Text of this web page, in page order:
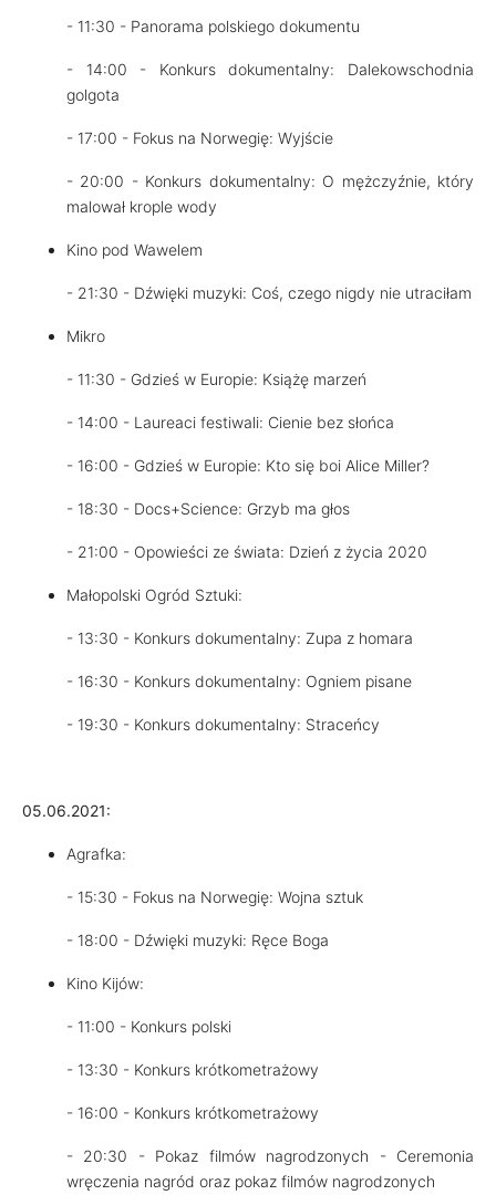
- 11:30 - Panorama polskiego dokumentu
- 14:00 - Konkurs dokumentalny: Dalekowschodnia
golgota
- 17:00 - Fokus na Norwegię: Wyjście
- 20:00 - Konkurs dokumentalny: O mężczyźnie, który
malował krople wody
Kino pod Wawelem
- 21:30 - Dźwięki muzyki: Coś, czego nigdy nie utraciłam
Mikro
- 11:30 - Gdzieś w Europie: Książę marzeń
- 14:00 - Laureaci festiwali: Cienie bez słońca
- 16:00 - Gdzieś w Europie: Kto się boi Alice Miller?
- 18:30 - Docs+Science: Grzyb ma głos
- 21:00 - Opowieści ze świata: Dzień z życia 2020
Małopolski Ogród Sztuki:
- 13:30 - Konkurs dokumentalny: Zupa z homara
- 16:30 - Konkurs dokumentalny: Ogniem pisane
- 19:30 - Konkurs dokumentalny: Straceńcy
05.06.2021:
Agrafka:
- 15:30 - Fokus na Norwegię: Wojna sztuk
- 18:00 - Dźwięki muzyki: Ręce Boga
Kino Kijów:
- 11:00 - Konkurs polski
- 13:30 - Konkurs krótkometrażowy
- 16:00 - Konkurs krótkometrażowy
- 20:30 - Pokaz filmów nagrodzonych - Ceremonia
wręczenia nagród oraz pokaz filmów nagrodzonych